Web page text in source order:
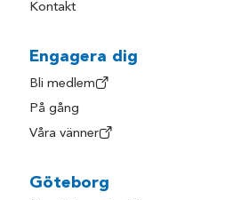
Kontakt
Engagera dig
Bli medlem
På gång
Våra vänner
Göteborg